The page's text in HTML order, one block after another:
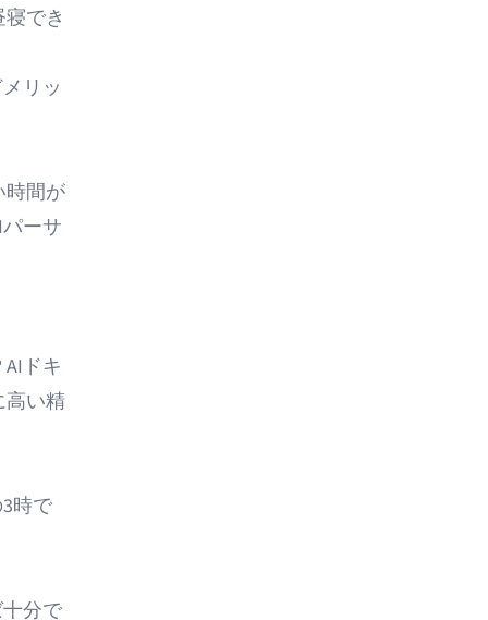
でき
リッ
時間が
ーサ
ドキ
高い精
時で
分で